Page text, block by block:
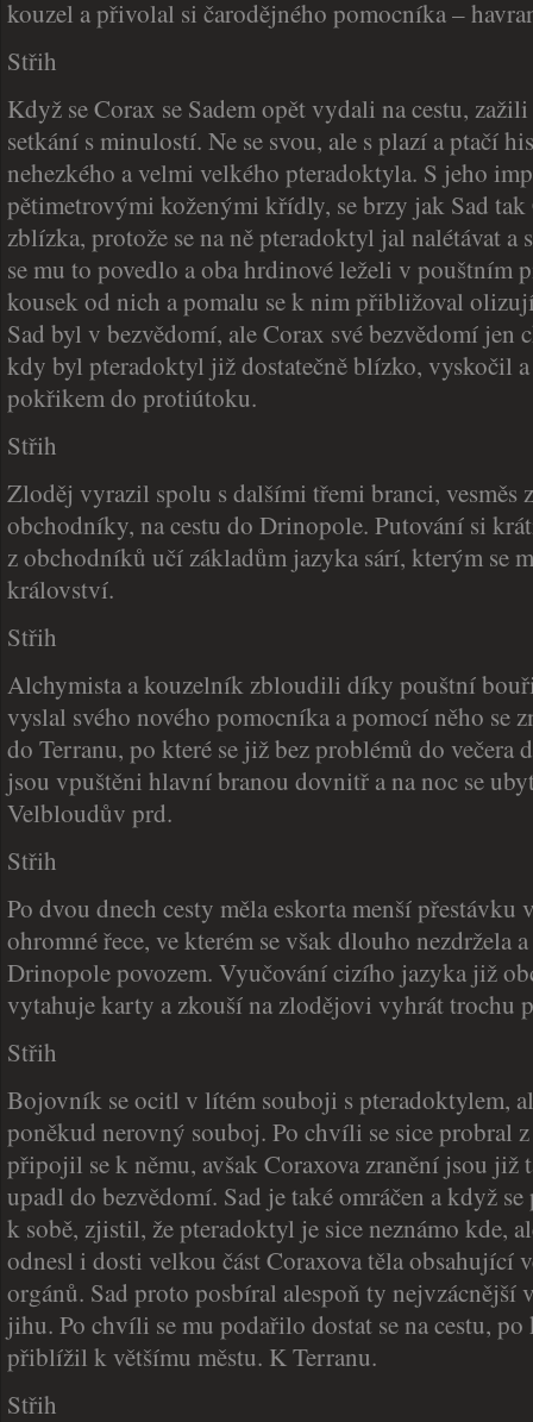
kouzel a přivolal si čarodějného pomocníka –
Střih
Když se Corax se Sadem opět vydali na cestu,
setkání s minulostí. Ne se svou, ale s plazí a ptačí
nehezkého a velmi velkého pteradoktyla. S jeho
pětimetrovými koženými křídly, se brzy jak Sad
zblízka, protože se na ně pteradoktyl jal nalétávat a
se mu to povedlo a oba hrdinové leželi v pouštním
kousek od nich a pomalu se k nim přibližoval
Sad byl v bezvědomí, ale Corax své bezvědomí jen
kdy byl pteradoktyl již dostatečně blízko, vyskočil
pokřikem do protiútoku.
Střih
Zloděj vyrazil spolu s dalšími třemi branci, vesměs
obchodníky, na cestu do Drinopole. Putování si
z obchodníků učí základům jazyka sárí, kterým se
království.
Střih
Alchymista a kouzelník zbloudili díky pouštní
vyslal svého nového pomocníka a pomocí něho se
do Terranu, po které se již bez problémů do večera
jsou vpuštěni hlavní branou dovnitř a na noc se
Velbloudův prd.
Střih
Po dvou dnech cesty měla eskorta menší přestávku
ohromné řece, ve kterém se však dlouho nezdržela
Drinopole povozem. Vyučování cizího jazyka již
vytahuje karty a zkouší na zlodějovi vyhrát trochu
Střih
Bojovník se ocitl v lítém souboji s pteradoktylem,
poněkud nerovný souboj. Po chvíli se sice probral
připojil se k němu, avšak Coraxova zranění jsou již
upadl do bezvědomí. Sad je také omráčen a když
k sobě, zjistil, že pteradoktyl je sice neznámo kde,
odnesl i dosti velkou část Coraxova těla obsahující
orgánů. Sad proto posbíral alespoň ty nejvzácnější
jihu. Po chvíli se mu podařilo dostat se na cestu, po
přiblížil k většímu městu. K Terranu.
Střih